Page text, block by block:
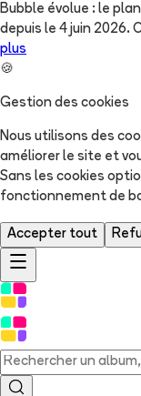
Bubble évolue : le
depuis le 4 juin 2026.
plus
🍪
Gestion des cookies
Nous utilisons des
améliorer le site et
Sans les cookies
fonctionnement de
Accepter tout